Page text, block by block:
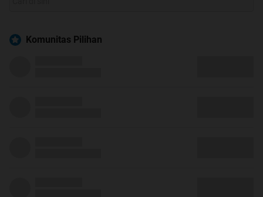
Komunitas Pilihan